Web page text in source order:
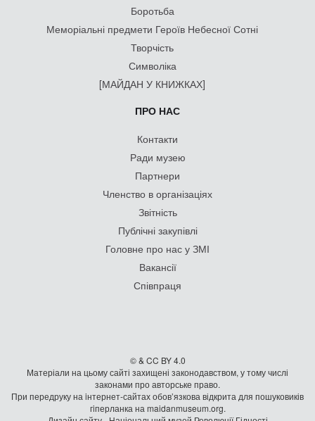
Боротьба
Меморіальні предмети Героїв Небесної Сотні
Творчість
Символіка
[МАЙДАН У КНИЖКАХ]
ПРО НАС
Контакти
Ради музею
Партнери
Членство в організаціях
Звітність
Публічні закупівлі
Головне про нас у ЗМІ
Вакансії
Співпраця
© & CC BY 4.0
Матеріали на цьому сайті захищені законодавством, у тому числі
законами про авторське право.
При передруку на iнтернет-сайтах обов’язкова відкрита для пошуковиків
гiперланка на maidanmuseum.org.